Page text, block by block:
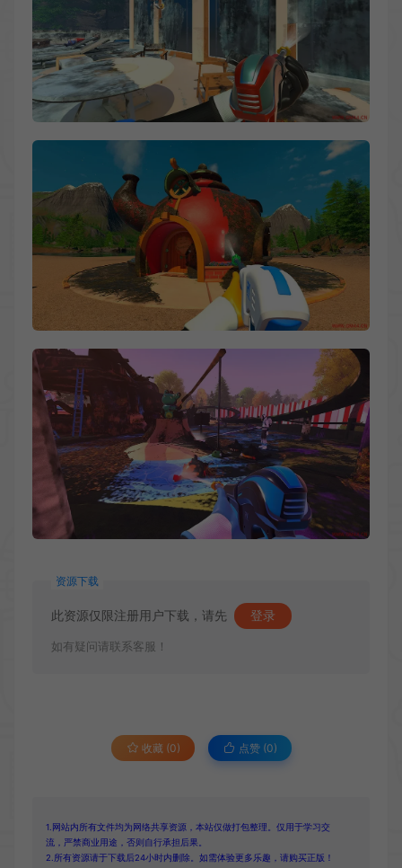
资源下载
此资源仅限注册用户下载，请先 登录
如有疑问请联系客服！
收藏 (0) 点赞 (0)
1.网站内所有文件均为网络共享资源，本站仅做打包整理。仅用于学习交
流，严禁商业用途，否则自行承担后果。
2.所有资源请于下载后24小时内删除。如需体验更多乐趣，请购买正版！